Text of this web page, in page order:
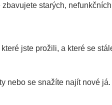
starých,
jste prožili, a které se
nebo se snažíte najít nové já.